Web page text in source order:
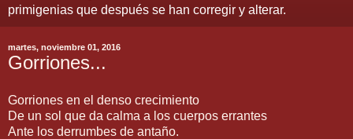
primigenias que después se han corregir y alterar.
martes, noviembre 01, 2016
Gorriones...
Gorriones en el denso crecimiento
De un sol que da calma a los cuerpos errantes
Ante los derrumbes de antaño.